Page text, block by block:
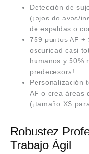
Detección de
(¡ojos de aves/
de espaldas o
759 puntos AF +
oscuridad casi
humanos y 50%
predecesora!.
Personalización
AF o crea áreas
(¡tamaño XS
Robustez
Trabajo Ágil